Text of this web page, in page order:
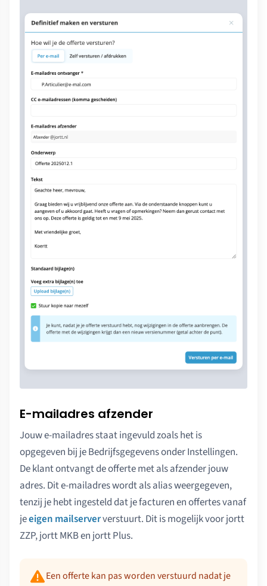
E-mailadres afzender
Jouw e-mailadres staat ingevuld zoals het is
opgegeven bij je Bedrijfsgegevens onder Instellingen.
De klant ontvangt de offerte met als afzender jouw
adres. Dit e-mailadres wordt als alias weergegeven,
tenzij je hebt ingesteld dat je facturen en offertes vanaf
jeeigen mailserververstuurt. Dit is mogelijk voor jortt
ZZP, jortt MKB en jortt Plus.
Een offerte kan pas worden verstuurd nadat je